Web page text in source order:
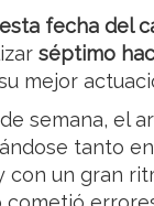
fecha del
séptimo
mejor
semana, el
tanto
con un gran